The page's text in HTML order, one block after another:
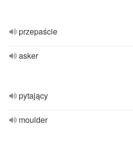
przepaście
asker
pytający
moulder